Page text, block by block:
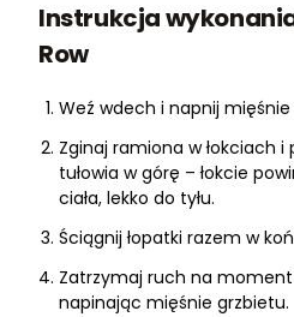
Instrukcja
Row
Weź wdech i napnij
Zginaj ramiona w łokciach i
tułowia w górę – łokcie
ciała, lekko do tyłu.
Ściągnij łopatki razem w
Zatrzymaj ruch na
napinając mięśnie grzbietu.